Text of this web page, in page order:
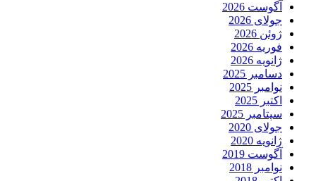
آگوست 2026
جولای 2026
ژوئن 2026
فوریه 2026
ژانویه 2026
دسامبر 2025
نوامبر 2025
اکتبر 2025
سپتامبر 2025
جولای 2020
ژانویه 2020
آگوست 2019
نوامبر 2018